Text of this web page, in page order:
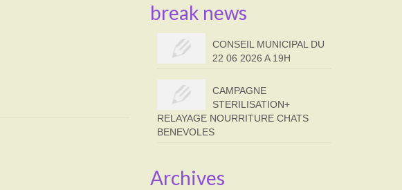
break news
CONSEIL MUNICIPAL DU
22 06 2026 A 19H
CAMPAGNE
STERILISATION+
RELAYAGE NOURRITURE CHATS
BENEVOLES
Archives